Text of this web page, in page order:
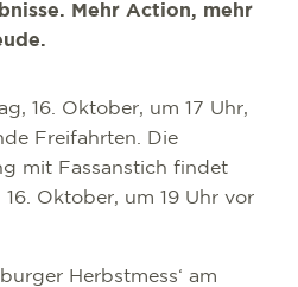
Mehr Action, mehr
16. Oktober, um 17 Uhr,
Freifahrten. Die
mit Fassanstich findet
Oktober, um 19 Uhr vor
Herbstmess‘ am